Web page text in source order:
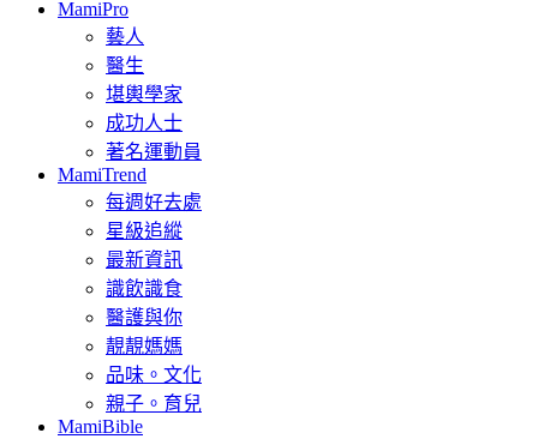
MamiPro
藝人
醫生
堪輿學家
成功人士
著名運動員
MamiTrend
每週好去處
星級追縱
最新資訊
識飲識食
醫護與你
靚靚媽媽
品味。文化
親子。育兒
MamiBible